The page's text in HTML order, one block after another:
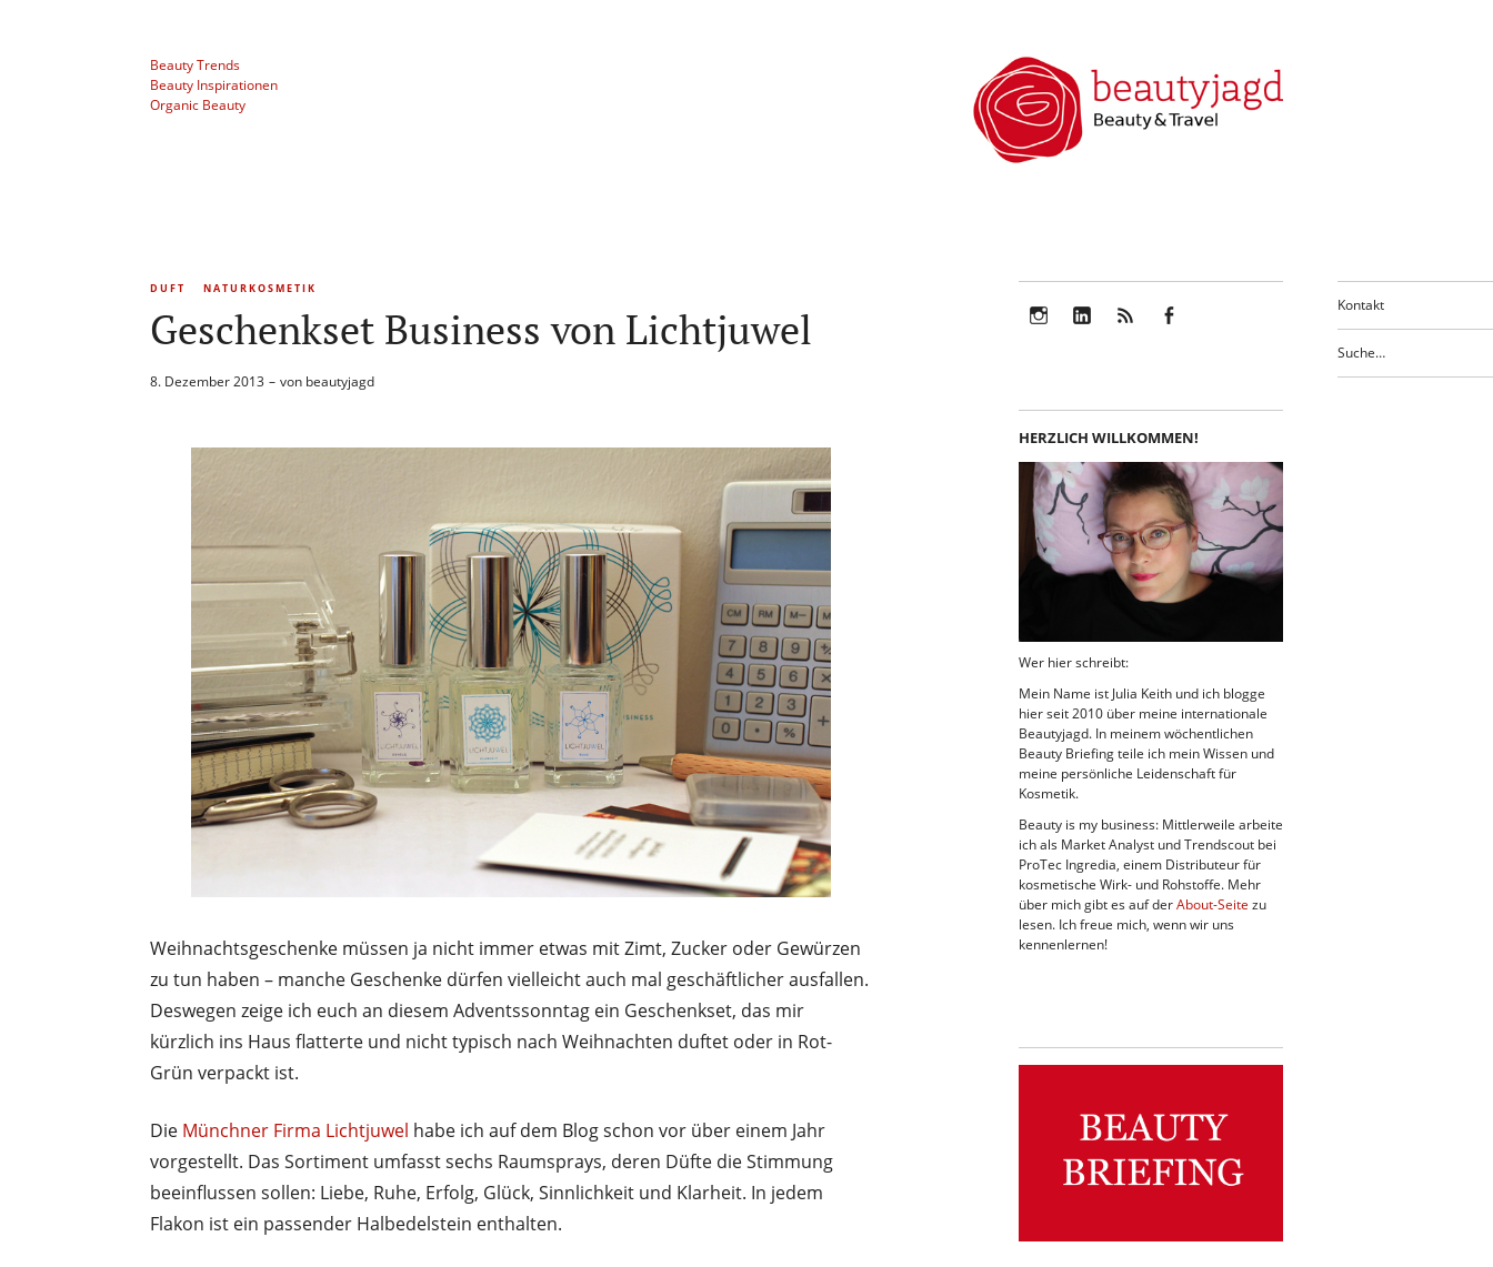
Kontakt
Beauty Trends
Beauty Inspirationen
Organic Beauty
DUFT NATURKOSMETIK
Geschenkset Business von Lichtjuwel
8. Dezember 2013 von beautyjagd
Weihnachtsgeschenke müssen ja nicht immer etwas mit Zimt, Zucker oder Gewürzen
zu tun haben – manche Geschenke dürfen vielleicht auch mal geschäftlicher ausfallen.
Deswegen zeige ich euch an diesem Adventssonntag ein Geschenkset, das mir
kürzlich ins Haus flatterte und nicht typisch nach Weihnachten duftet oder in Rot-
Grün verpackt ist.
Die Münchner Firma Lichtjuwel habe ich auf dem Blog schon vor über einem Jahr
vorgestellt. Das Sortiment umfasst sechs Raumsprays, deren Düfte die Stimmung
beeinflussen sollen: Liebe, Ruhe, Erfolg, Glück, Sinnlichkeit und Klarheit. In jedem
Flakon ist ein passender Halbedelstein enthalten.
HERZLICH WILLKOMMEN!
Wer hier schreibt:
Mein Name ist Julia Keith und ich blogge
hier seit 2010 über meine internationale
Beautyjagd. In meinem wöchentlichen
Beauty Briefing teile ich mein Wissen und
meine persönliche Leidenschaft für
Kosmetik.
Beauty is my business: Mittlerweile arbeite
ich als Market Analyst und Trendscout bei
ProTec Ingredia, einem Distributeur für
kosmetische Wirk- und Rohstoffe. Mehr
über mich gibt es auf derAbout-Seite zu
lesen. Ich freue mich, wenn wir uns
kennenlernen!